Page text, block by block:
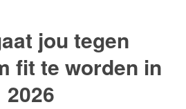
jou tegen
fit te worden in
2026